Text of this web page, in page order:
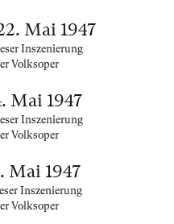
Mai 1947
Inszenierung
Volksoper
Mai 1947
Inszenierung
Volksoper
Mai 1947
Inszenierung
Volksoper